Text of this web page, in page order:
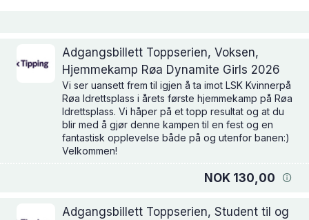
Adgangsbillett Toppserien, Voksen,
Hjemmekamp Røa Dynamite Girls 2026
Vi ser uansett frem til igjen å ta imot LSK Kvinnerpå
Røa Idrettsplass i årets første hjemmekamp på Røa
Idrettsplass. Vi håper på et topp resultat og at du
blir med å gjør denne kampen til en fest og en
fantastisk opplevelse både på og utenfor banen:)
Velkommen!
NOK 130,00
Adgangsbillett Toppserien, Student til og